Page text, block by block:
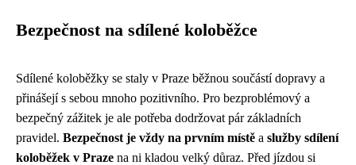
Bezpečnost na sdílené koloběžce
Sdílené koloběžky se staly v Praze běžnou součástí dopravy a
přinášejí s sebou mnoho pozitivního. Pro bezproblémový a
bezpečný zážitek je ale potřeba dodržovat pár základních
pravidel. Bezpečnost je vždy na prvním místě a služby sdílení
koloběžek v Praze na ni kladou velký důraz. Před jízdou si